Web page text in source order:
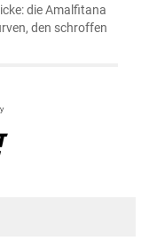
die Amalfitana
den schroffen